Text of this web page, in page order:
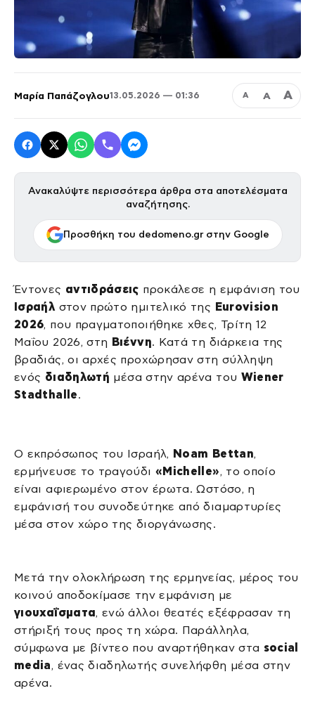
Μαρία Παπάζογλου13.05.2026 — 01:36 Α Α Α
Ανακαλύψτε περισσότερα άρθρα στα αποτελέσματα
αναζήτησης.
Προσθήκη του dedomeno.gr στην Google
Έντονες αντιδράσεις προκάλεσε η εμφάνιση του
Ισραήλ στον πρώτο ημιτελικό της Eurovision
2026, που πραγματοποιήθηκε χθες, Τρίτη 12
Μαΐου 2026, στη Βιέννη. Κατά τη διάρκεια της
βραδιάς, οι αρχές προχώρησαν στη σύλληψη
ενός διαδηλωτή μέσα στην αρένα του Wiener
Stadthalle.
Ο εκπρόσωπος του Ισραήλ, Noam Bettan,
ερμήνευσε το τραγούδι «Michelle», το οποίο
είναι αφιερωμένο στον έρωτα. Ωστόσο, η
εμφάνισή του συνοδεύτηκε από διαμαρτυρίες
μέσα στον χώρο της διοργάνωσης.
Μετά την ολοκλήρωση της ερμηνείας, μέρος του
κοινού αποδοκίμασε την εμφάνιση με
γιουχαΐσματα, ενώ άλλοι θεατές εξέφρασαν τη
στήριξή τους προς τη χώρα. Παράλληλα,
σύμφωνα με βίντεο που αναρτήθηκαν στα social
media, ένας διαδηλωτής συνελήφθη μέσα στην
αρένα.